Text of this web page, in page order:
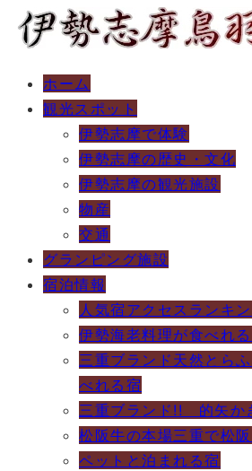
ホーム
観光スポット
伊勢志摩で体験
伊勢志摩の歴史・文化
伊勢志摩の観光施設
物産
交通
グランピング施設
宿泊情報
人気宿アクセスランキ
伊勢海老料理が食べれ
三重ブランド天然とら
べれる宿
三重ブランド!! 的矢か
松阪牛の本場三重で松
ペットと泊まれる宿